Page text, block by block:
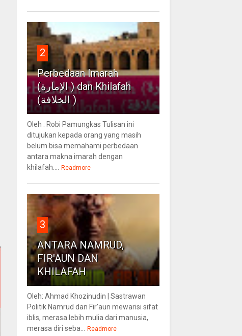
2
Perbedaan Imarah
(الإمارة ) dan Khilafah
(الخلافة )
Oleh : Robi Pamungkas Tulisan ini
ditujukan kepada orang yang masih
belum bisa memahami perbedaan
antara makna imarah dengan
khilafah....
Readmore
3
ANTARA NAMRUD,
FIR'AUN DAN
KHILAFAH
Oleh: Ahmad Khozinudin | Sastrawan
Politik Namrud dan Fir'aun mewarisi sifat
iblis, merasa lebih mulia dari manusia,
merasa diri seba...
Readmore